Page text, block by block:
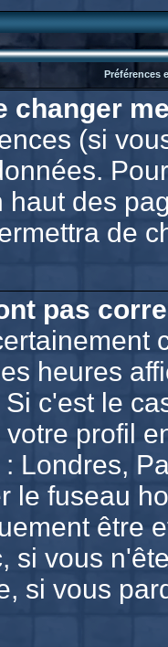
Préférences
changer
(si
haut des
de
pas
heures
c'est le
profil
Londres,
le fuseau
être
si vous
si vous